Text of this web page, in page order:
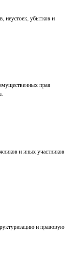
неустоек, убытков и
прав
и иных участников
и правовую